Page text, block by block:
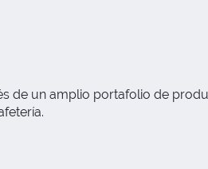
de un amplio portafolio de